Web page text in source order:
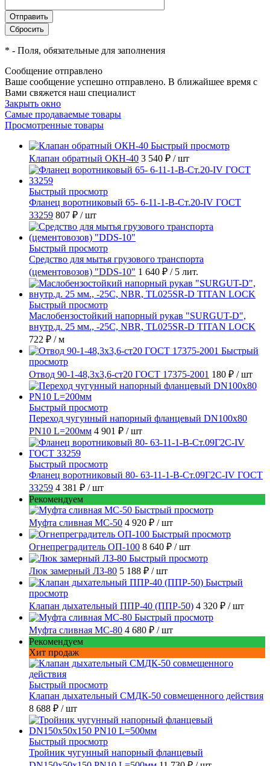
* - Поля, обязательные для заполнения
Сообщение отправлено
Ваше сообщение успешно отправлено. В ближайшее время с
Вами свяжется наш специалист
Закрыть окно
Самые продаваемые товары
Просмотренные товары
Быстрый просмотр
Клапан обратный ОКН-40 3 540 ₽ / шт
Быстрый просмотр
Фланец воротниковый 65- 6-11-1-B-Ст.20-IV ГОСТ
33259 807 ₽ / шт
Быстрый просмотр
Средство для мытья грузового транспорта
(цементовозов) "DDS-10" 1 640 ₽ / 5 лит.
Быстрый просмотр
Маслобензостойкий напорный рукав "SURGUT-D",
внутр.д. 25 мм., -25C, NBR, TL025SR-D TITAN LOCK
722 ₽ / м
Быстрый
просмотр
Отвод 90-1-48,3х3,6-ст20 ГОСТ 17375-2001 180 ₽ / шт
Быстрый просмотр
Переход чугунный напорный фланцевый DN100х80
PN10 L=200мм 4 901 ₽ / шт
Быстрый просмотр
Фланец воротниковый 80- 63-11-1-B-Ст.09Г2С-IV ГОСТ
33259 4 381 ₽ / шт
Рекомендуем
Быстрый просмотр
Муфта сливная МС-50 4 920 ₽ / шт
Быстрый просмотр
Огнепреградитель ОП-100 8 640 ₽ / шт
Быстрый просмотр
Люк замерный ЛЗ-80 5 188 ₽ / шт
Быстрый
просмотр
Клапан дыхательный ППР-40 (ППР-50) 4 320 ₽ / шт
Быстрый просмотр
Муфта сливная МС-80 4 680 ₽ / шт
Рекомендуем
Хит продаж
Быстрый просмотр
Клапан дыхательный СМДК-50 совмещенного действия
8 688 ₽ / шт
Быстрый просмотр
Тройник чугунный напорный фланцевый